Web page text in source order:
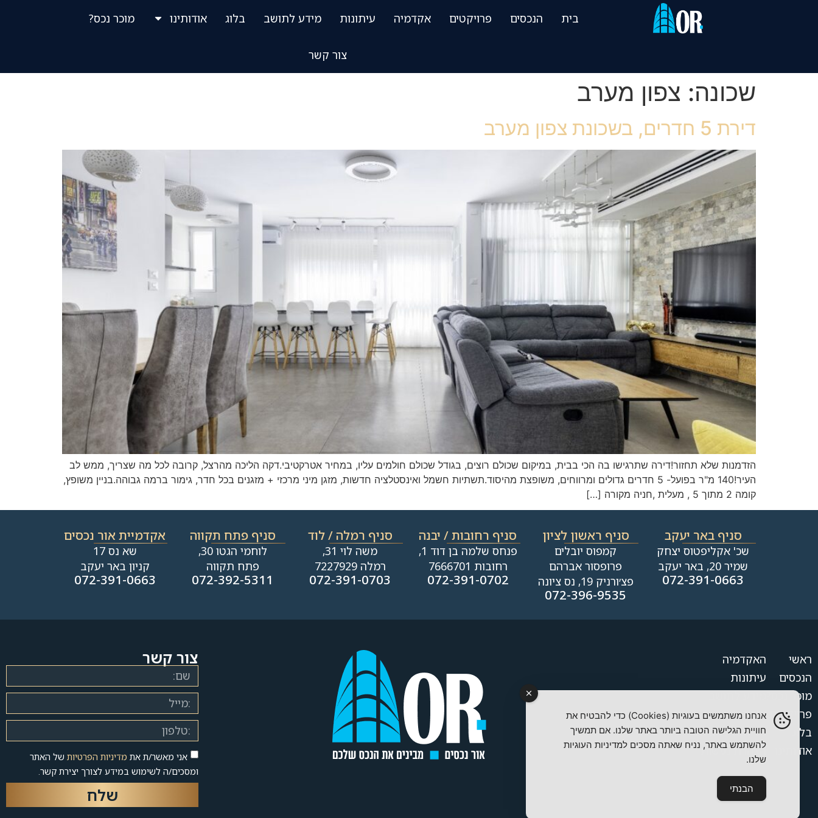
בית הנכסים פרויקטים אקדמיה עיתונות מידע לתושב בלוג אודותינו מוכר נכס?
צור קשר
שכונה: צפון מערב
דירת 5 חדרים, בשכונת צפון מערב
הזדמנות שלא תחזור!דירה שתרגישו בה הכי בבית, במיקום שכולם רוצים, בגודל שכולם חולמים עליו, במחיר אטרקטיבי.דקה הליכה מהרצל, קרובה לכל מה שצריך, ממש לב
העיר!140 מ"ר בפועל- 5 חדרים גדולים ומרווחים, משופצת מהיסוד.תשתיות חשמל ואינסטלציה חדשות, מזגן מיני מרכזי + מזגנים בכל חדר, גימור ברמה גבוהה.בניין משופץ,
קומה 2 מתוך 5 , מעלית ,חניה מקורה […]
סניף באר יעקב
שכ' אקליפטוס יצחק
שמיר 20, באר יעקב
072-391-0663
סניף ראשון לציון
קמפוס יובלים
פרופסור אברהם
פצ׳ורניק 19, נס ציונה
072-396-9535
סניף רחובות / יבנה​
פנחס שלמה בן דוד 1,
רחובות 7666701
072-391-0702
סניף רמלה / לוד
משה לוי 31,
רמלה 7227929
072-391-0703
סניף פתח תקווה
לוחמי הגטו 30,
פתח תקווה
072-392-5311
אקדמיית אור נכסים
שא נס 17
קניון באר יעקב
072-391-0663
ראשי
הנכסים
מוכר נכס?
פרויקטים
בלוג
אודותינו
האקדמיה
עיתונות
צור קשר
מדיניות פרטיות
הצהרת נגישות
צור קשר
אני מאשר/ת את מדיניות הפרטיות של האתר
ומסכים/ה לשימוש במידע לצורך יצירת קשר.
שלח
אנחנו משתמשים בעוגיות (Cookies) כדי להבטיח את
חוויית הגלישה הטובה ביותר באתר שלנו. אם תמשיך
להשתמש באתר, נניח שאתה מסכים למדיניות העוגיות
שלנו.
הבנתי